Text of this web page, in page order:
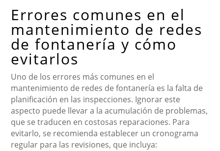
Errores comunes en el
mantenimiento de redes
de fontanería y cómo
evitarlos
Uno de los errores más comunes en el
mantenimiento de redes de fontanería es la falta de
planificación en las inspecciones. Ignorar este
aspecto puede llevar a la acumulación de problemas,
que se traducen en costosas reparaciones. Para
evitarlo, se recomienda establecer un cronograma
regular para las revisiones, que incluya: